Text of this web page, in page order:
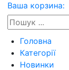
Ваша корзина:
Головна
Категорії
Новинки